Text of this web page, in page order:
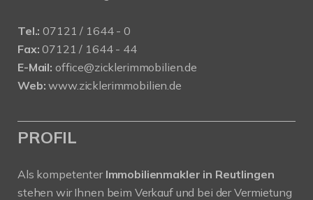
Tel.: 07121 / 1644 - 0
Fax: 07121 / 1644 - 44
E-Mail: office@zicklerimmobilien.de
Web: www.zicklerimmobilien.de
PROFIL
Als kompetenter Immobilienmakler in Reutlingen
stehen wir Ihnen beim Verkauf und bei der Vermietung